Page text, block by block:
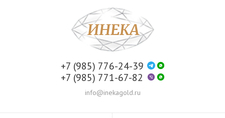
+7 (985) 776-24-39
+7 (985) 771-67-82
info@inekagold.ru